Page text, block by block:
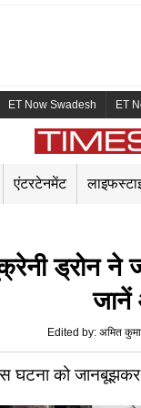
ET Now Swadesh ET
एंटरटेनमेंट
ड्रोन ने
जानें
Edited by: अमित
घटना को जानबूझकर